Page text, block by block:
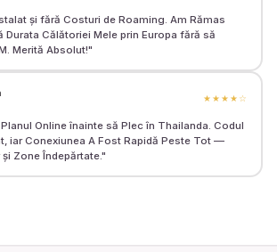
și fără Costuri de Roaming. Am Rămas
Călătoriei Mele prin Europa fără să
Merită Absolut!"
★★★★ ☆
Online înainte să Plec în Thailanda. Codul
iar Conexiunea A Fost Rapidă Peste Tot —
Zone Îndepărtate."